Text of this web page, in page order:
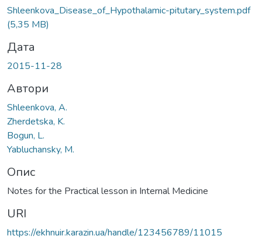
Shleenkova_Disease_of_Hypothalamic-pitutary_system.pdf
(5,35 MB)
Дата
2015-11-28
Автори
Shleenkova, A.
Zherdetska, K.
Bogun, L.
Yabluchansky, M.
Опис
Notes for the Practical lesson in Internal Medicine
URI
https://ekhnuir.karazin.ua/handle/123456789/11015